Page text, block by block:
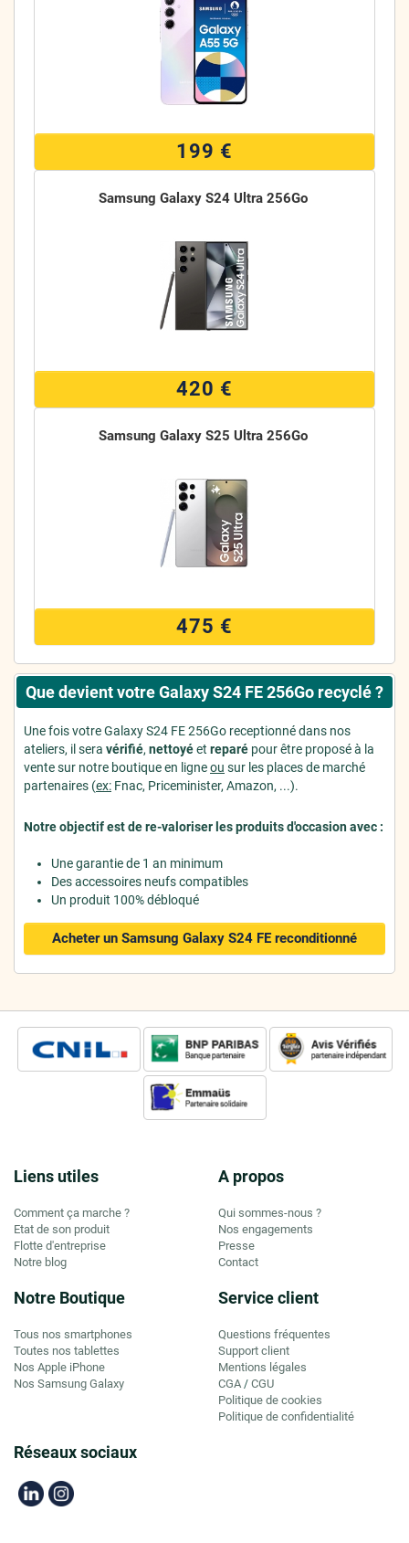
199 €
Samsung Galaxy S24 Ultra 256Go
420 €
Samsung Galaxy S25 Ultra 256Go
475 €
Que devient votre Galaxy S24 FE 256Go recyclé ?
Une fois votre Galaxy S24 FE 256Go receptionné dans nos
ateliers, il sera vérifié, nettoyéet reparé pour être proposé à la
vente sur notre boutique en ligneou sur les places de marché
partenaires (ex: Fnac, Priceminister, Amazon, ...).
Notre objectif est de re-valoriser les produits d'occasion avec :
Une garantie de 1 an minimum
Des accessoires neufs compatibles
Un produit 100% débloqué
Acheter un Samsung Galaxy S24 FE reconditionné
Liens utiles
Comment ça marche ?
Etat de son produit
Flotte d'entreprise
Notre blog
A propos
Qui sommes-nous ?
Nos engagements
Presse
Contact
Notre Boutique
Tous nos smartphones
Toutes nos tablettes
Nos Apple iPhone
Nos Samsung Galaxy
Service client
Questions fréquentes
Support client
Mentions légales
CGA / CGU
Politique de cookies
Politique de confidentialité
Réseaux sociaux